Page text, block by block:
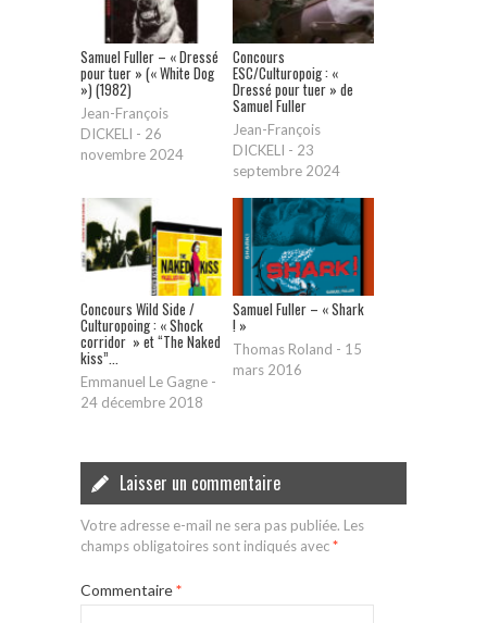
Samuel Fuller – « Dressé
pour tuer » (« White Dog
») (1982)
Jean-François
DICKELI - 26
novembre 2024
Concours
ESC/Culturopoig : «
Dressé pour tuer » de
Samuel Fuller
Jean-François
DICKELI - 23
septembre 2024
Concours Wild Side /
Culturopoing : « Shock
corridor » et “The Naked
kiss”...
Emmanuel Le Gagne -
24 décembre 2018
Samuel Fuller – « Shark
! »
Thomas Roland - 15
mars 2016
Laisser un commentaire
Votre adresse e-mail ne sera pas publiée. Les
champs obligatoires sont indiqués avec*
Commentaire*